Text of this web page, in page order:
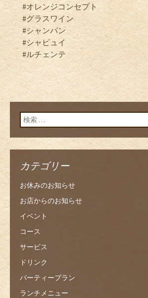
#オレンジコンセプト
#グラスワイン
#シャンパン
#シャピュイ
#ルチェンテ
検索:
カテゴリー
お休みのお知らせ
お店からのお知らせ
イベント
コース
サービス
ドリンク
パーティープラン
ランチメニュー